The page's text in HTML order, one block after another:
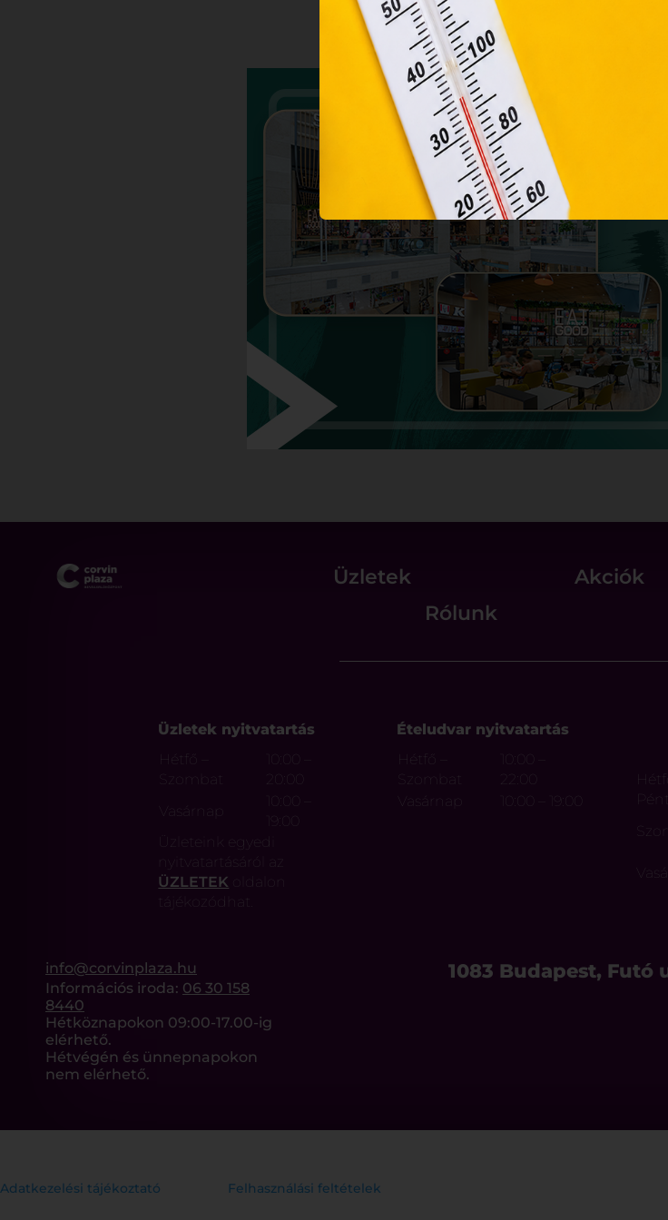
Üzletek Akciók
Rólunk
Üzletek nyitvatartás
Hétfő –
Szombat
20:00
Vasárnap
Üzleteink egyedi
nyitvatartásáról az
ÜZLETEK oldalon
tájékozódhat.
Ételudvar nyitvatartás
Hétfő –
Szombat
22:00
Vasárnap
info@corvinplaza.hu
Információs iroda: 06 30 158
8440
Hétköznapokon 09:00-17.00-ig
elérhető.
Hétvégén és ünnepnapokon
nem elérhető.
1083 Budapest, Futó
Adatkezelési tájékoztató Felhasználási feltételek
Módosítom a